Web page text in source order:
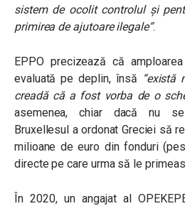
sistem de ocolit controlul și
primirea de ajutoare ilegale“.
EPPO precizează că
evaluată pe deplin, însă “există
creadă că a fost vorba de o
asemenea, chiar dacă nu se
Bruxellesul a ordonat Greciei să
milioane de euro din fonduri
directe pe care urma să le
În 2020, un angajat al